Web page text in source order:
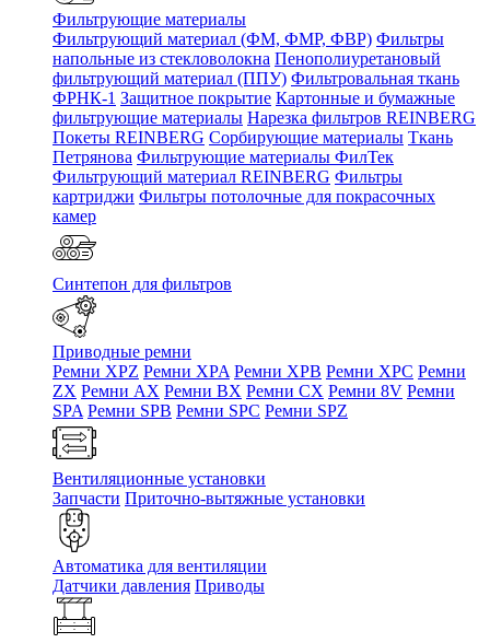
Фильтрующие материалы
Фильтрующий материал (ФМ, ФМР, ФВР) Фильтры
напольные из стекловолокна Пенополиуретановый
фильтрующий материал (ППУ) Фильтровальная ткань
ФРНК-1 Защитное покрытие Картонные и бумажные
фильтрующие материалы Нарезка фильтров REINBERG
Покеты REINBERG Сорбирующие материалы Ткань
Петрянова Фильтрующие материалы ФилТек
Фильтрующий материал REINBERG Фильтры
картриджи Фильтры потолочные для покрасочных
камер
Синтепон для фильтров
Приводные ремни
Ремни XPZ Ремни XPA Ремни XPB Ремни XPC Ремни
ZX Ремни AX Ремни BX Ремни CX Ремни 8V Ремни
SPA Ремни SPB Ремни SPC Ремни SPZ
Вентиляционные установки
Запчасти Приточно-вытяжные установки
Автоматика для вентиляции
Датчики давления Приводы